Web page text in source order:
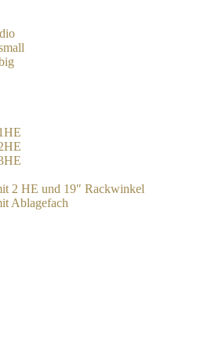
2 HE und 19″ Rackwinkel
Ablagefach